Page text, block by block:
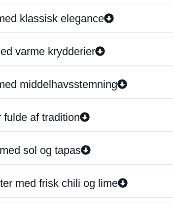
klassisk elegance
varme krydderier
middelhavsstemning
af tradition
sol og tapas
med frisk chili og lime